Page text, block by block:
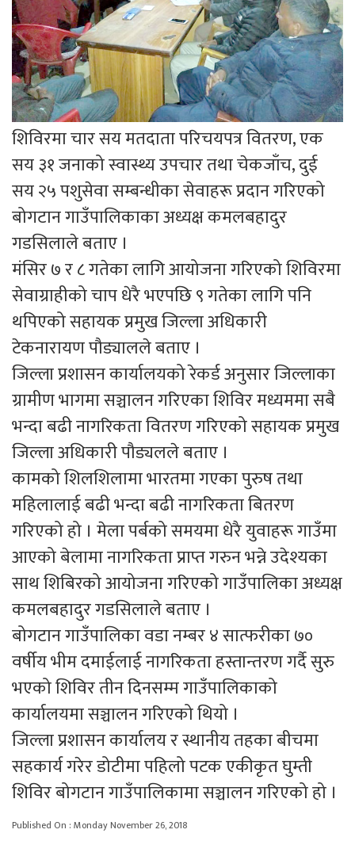
शिविरमा चार सय मतदाता परिचयपत्र वितरण, एक
सय ३१ जनाको स्वास्थ्य उपचार तथा चेकजाँच, दुई
सय २५ पशुसेवा सम्बन्धीका सेवाहरू प्रदान गरिएको
बोगटान गाउँपालिकाका अध्यक्ष कमलबहादुर
गडसिलाले बताए ।
मंसिर ७ र ८ गतेका लागि आयोजना गरिएको शिविरमा
सेवाग्राहीको चाप धेरै भएपछि ९ गतेका लागि पनि
थपिएको सहायक प्रमुख जिल्ला अधिकारी
टेकनारायण पौड्यालले बताए ।
जिल्ला प्रशासन कार्यालयको रेकर्ड अनुसार जिल्लाका
ग्रामीण भागमा सञ्चालन गरिएका शिविर मध्यममा सबै
भन्दा बढी नागरिकता वितरण गरिएको सहायक प्रमुख
जिल्ला अधिकारी पौड्यलले बताए ।
कामको शिलशिलामा भारतमा गएका पुरुष तथा
महिलालाई बढी भन्दा बढी नागरिकता बितरण
गरिएको हो । मेला पर्बको समयमा धेरै युवाहरू गाउँमा
आएको बेलामा नागरिकता प्राप्त गरुन भन्ने उदेश्यका
साथ शिबिरको आयोजना गरिएको गाउँपालिका अध्यक्ष
कमलबहादुर गडसिलाले बताए ।
बोगटान गाउँपालिका वडा नम्बर ४ सात्फरीका ७०
वर्षीय भीम दमाईलाई नागरिकता हस्तान्तरण गर्दै सुरु
भएको शिविर तीन दिनसम्म गाउँपालिकाको
कार्यालयमा सञ्चालन गरिएको थियो ।
जिल्ला प्रशासन कार्यालय र स्थानीय तहका बीचमा
सहकार्य गरेर डोटीमा पहिलो पटक एकीकृत घुम्ती
शिविर बोगटान गाउँपालिकामा सञ्चालन गरिएको हो ।
Published On : Monday November 26, 2018